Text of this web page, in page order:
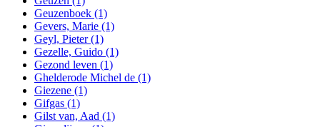
Geuzenboek (1)
Gevers, Marie (1)
Geyl, Pieter(1)
Gezelle, Guido (1)
Gezond leven (1)
Ghelderode Michel de (1)
Giezene (1)
Gifgas (1)
Gilst van, Aad (1)